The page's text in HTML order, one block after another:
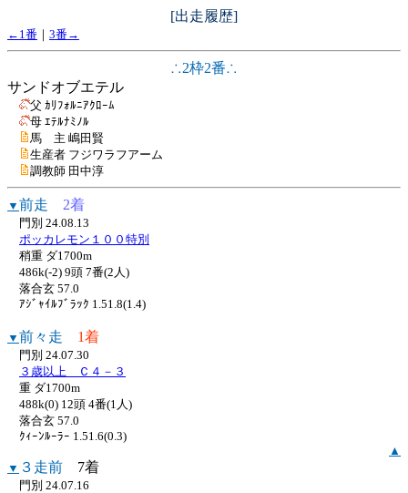
[出走履歴]
←1番 ｜ 3番→
∴2枠2番∴
サンドオブエテル
父 ｶﾘﾌｫﾙﾆｱｸﾛｰﾑ
母 ｴﾃﾙﾅﾐﾉﾙ
馬 主 嶋田賢
生産者 フジワラフアーム
調教師 田中淳
▼ 前走 2着
門別 24.08.13
ポッカレモン１００特別
稍重 ダ1700m
486k(-2) 9頭 7番(2人)
落合玄 57.0
ｱｼﾞｬｲﾙﾌﾞﾗｯｸ 1.51.8(1.4)
▼ 前々走 1着
門別 24.07.30
３歳以上 Ｃ４－３
重 ダ1700m
488k(0) 12頭 4番(1人)
落合玄 57.0
ｸｨｰﾝﾙｰﾗｰ 1.51.6(0.3)
▲
▼ ３走前 7着
門別 24.07.16